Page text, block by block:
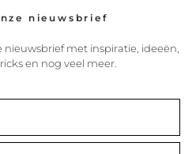
nieuwsbrief
nieuwsbrief met inspiratie, ideeën,
en nog veel meer.